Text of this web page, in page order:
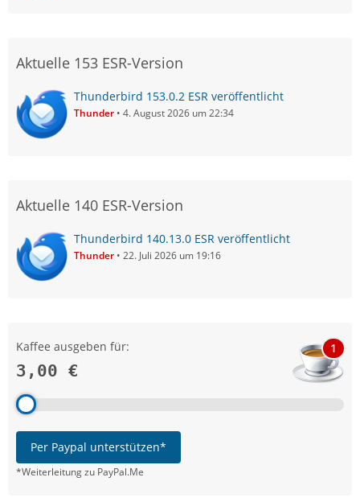
Aktuelle 153 ESR-Version
Thunderbird 153.0.2 ESR veröffentlicht
Thunder 4. August 2026 um 22:34
Aktuelle 140 ESR-Version
Thunderbird 140.13.0 ESR veröffentlicht
Thunder 22. Juli 2026 um 19:16
Kaffee ausgeben für:
3,00 €
1
Per Paypal unterstützen*
*Weiterleitung zu PayPal.Me